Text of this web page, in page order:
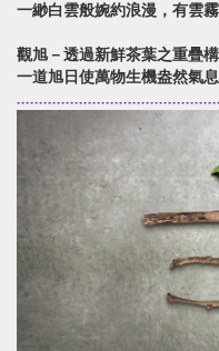
一緲白雲般婉約浪漫，有雲霧
觀旭－透過新鮮茶葉之重疊
一道旭日使萬物生機盎然氣